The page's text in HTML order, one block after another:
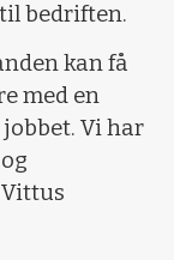
bedriften.
kan få
med en
Vi har